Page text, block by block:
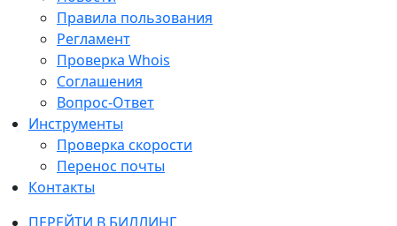
Правила пользования
Регламент
Проверка Whois
Соглашения
Вопрос-Ответ
Инструменты
Проверка скорости
Перенос почты
Контакты
ПЕРЕЙТИ В БИЛЛИНГ